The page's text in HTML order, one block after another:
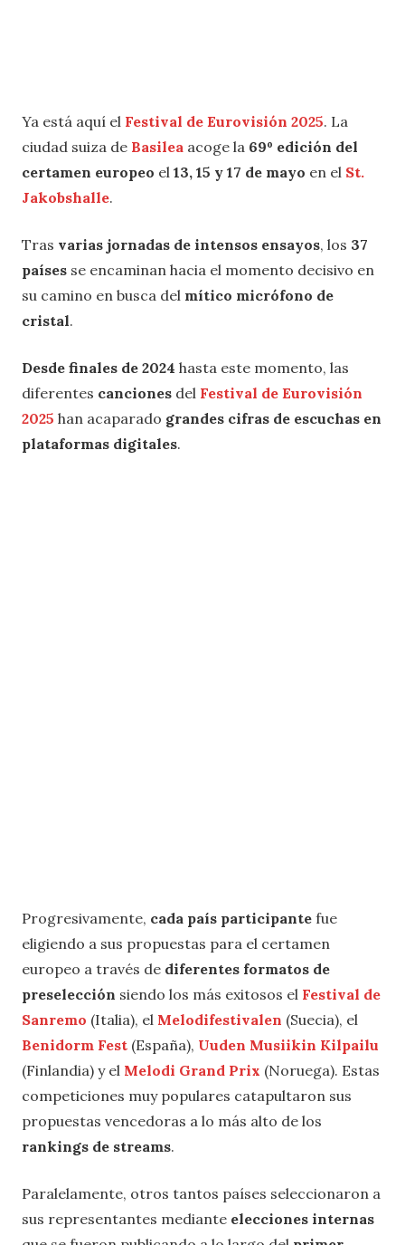
Ya está aquí el Festival de Eurovisión 2025. La
ciudad suiza de Basilea acoge la 69º edición del
certamen europeo el 13, 15 y 17 de mayo en el St.
Jakobshalle.
Tras varias jornadas de intensos ensayos, los 37
países se encaminan hacia el momento decisivo en
su camino en busca del mítico micrófono de
cristal.
Desde finales de 2024 hasta este momento, las
diferentes canciones del Festival de Eurovisión
2025 han acaparado grandes cifras de escuchas en
plataformas digitales.
Progresivamente, cada país participante fue
eligiendo a sus propuestas para el certamen
europeo a través de diferentes formatos de
preselección siendo los más exitosos el Festival de
Sanremo (Italia), el Melodifestivalen (Suecia), el
Benidorm Fest (España), Uuden Musiikin Kilpailu
(Finlandia) y el Melodi Grand Prix (Noruega). Estas
competiciones muy populares catapultaron sus
propuestas vencedoras a lo más alto de los
rankings de streams.
Paralelamente, otros tantos países seleccionaron a
sus representantes mediante elecciones internas